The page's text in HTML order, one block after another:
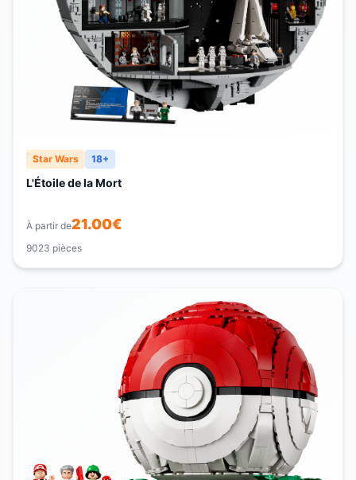
Star Wars 18+
L'Étoile de la Mort
À partir de21.00€
9023 pièces